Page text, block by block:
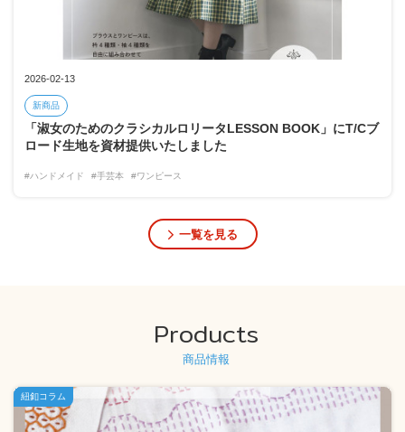
2026-02-13
新商品
「淑女のためのクラシカルロリータLESSON BOOK」にT/Cブ
ロード生地を資材提供いたしました
#ハンドメイド #手芸本 #ワンピース
一覧を見る
Products
商品情報
紐釦コラム